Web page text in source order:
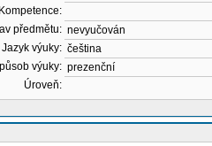
Kompetence:
předmětu: nevyučován
Jazyk výuky: čeština
výuky: prezenční
Úroveň: